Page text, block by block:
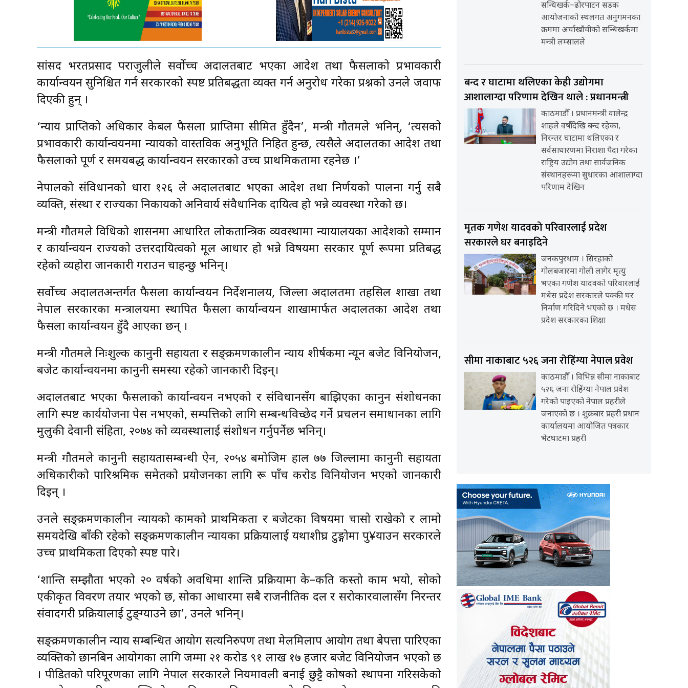
सांसद भरतप्रसाद पराजुलीले सर्वोच्च अदालतबाट भएका आदेश तथा फैसलाको प्रभावकारी
कार्यान्वयन सुनिश्चित गर्न सरकारको स्पष्ट प्रतिबद्धता व्यक्त गर्न अनुरोध गरेका प्रश्नको उनले जवाफ
दिएकी हुन् ।
‘न्याय प्राप्तिको अधिकार केबल फैसला प्राप्तिमा सीमित हुँदैन’, मन्त्री गौतमले भनिन्, ‘त्यसको
प्रभावकारी कार्यान्वयनमा न्यायको वास्तविक अनुभूति निहित हुन्छ, त्यसैले अदालतका आदेश तथा
फैसलाको पूर्ण र समयबद्ध कार्यान्वयन सरकारको उच्च प्राथमिकतामा रहनेछ ।’
नेपालको संविधानको धारा १२६ ले अदालतबाट भएका आदेश तथा निर्णयको पालना गर्नु सबै
व्यक्ति, संस्था र राज्यका निकायको अनिवार्य संवैधानिक दायित्व हो भन्ने व्यवस्था गरेको छ।
मन्त्री गौतमले विधिको शासनमा आधारित लोकतान्त्रिक व्यवस्थामा न्यायालयका आदेशको सम्मान
र कार्यान्वयन राज्यको उत्तरदायित्वको मूल आधार हो भन्ने विषयमा सरकार पूर्ण रूपमा प्रतिबद्ध
रहेको व्यहोरा जानकारी गराउन चाहन्छु भनिन्।
सर्वोच्च अदालतअन्तर्गत फैसला कार्यान्वयन निर्देशनालय, जिल्ला अदालतमा तहसिल शाखा तथा
नेपाल सरकारका मन्त्रालयमा स्थापित फैसला कार्यान्वयन शाखामार्फत अदालतका आदेश तथा
फैसला कार्यान्वयन हुँदै आएका छन् ।
मन्त्री गौतमले निःशुल्क कानुनी सहायता र सङ्क्रमणकालीन न्याय शीर्षकमा न्यून बजेट विनियोजन,
बजेट कार्यान्वयनमा कानुनी समस्या रहेको जानकारी दिइन्।
अदालतबाट भएका फैसलाको कार्यान्वयन नभएको र संविधानसँग बाझिएका कानुन संशोधनका
लागि स्पष्ट कार्ययोजना पेस नभएको, सम्पत्तिको लागि सम्बन्धविच्छेद गर्ने प्रचलन समाधानका लागि
मुलुकी देवानी संहिता, २०७४ को व्यवस्थालाई संशोधन गर्नुपर्नेछ भनिन्।
मन्त्री गौतमले कानुनी सहायतासम्बन्धी ऐन, २०५४ बमोजिम हाल ७७ जिल्लामा कानुनी सहायता
अधिकारीको पारिश्रमिक समेतको प्रयोजनका लागि रू पाँच करोड विनियोजन भएको जानकारी
दिइन् ।
उनले सङ्क्रमणकालीन न्यायको कामको प्राथमिकता र बजेटका विषयमा चासो राखेको र लामो
समयदेखि बाँकी रहेको सङ्क्रमणकालीन न्यायका प्रक्रियालाई यथाशीघ्र टुङ्गोमा पु¥याउन सरकारले
उच्च प्राथमिकता दिएको स्पष्ट पारे।
‘शान्ति सम्झौता भएको २० वर्षको अवधिमा शान्ति प्रक्रियामा के–कति कस्तो काम भयो, सोको
एकीकृत विवरण तयार भएको छ, सोका आधारमा सबै राजनीतिक दल र सरोकारवालासँग निरन्तर
संवादगरी प्रक्रियालाई टुङ्ग्याउने छौँ’, उनले भनिन्।
सङ्क्रमणकालीन न्याय सम्बन्धित आयोग सत्यनिरुपण तथा मेलमिलाप आयोग तथा बेपत्ता पारिएका
व्यक्तिको छानबिन आयोगका लागि जम्मा २१ करोड ९१ लाख १७ हजार बजेट विनियोजन भएको छ
। पीडितको परिपूरणका लागि नेपाल सरकारले नियमावली बनाई छुट्टै कोषको स्थापना गरिसकेको
सन्धिखर्क–ढोरपाटन सडक
आयोजनाको स्थलगत अनुगमनका
क्रममा अर्घाखाँचीको सन्धिखर्कमा
मन्त्री लम्सालले
बन्द र घाटामा थलिएका केही उद्योगमा
आशालाग्दा परिणाम देखिन थाले : प्रधानमन्त्री
काठमाडौँ । प्रधानमन्त्री वालेन्द्र
शाहले वर्षौंदेखि बन्द रहेका,
निरन्तर घाटामा थलिएका र
सर्वसाधारणमा निराशा पैदा गरेका
राष्ट्रिय उद्योग तथा सार्वजनिक
संस्थानहरूमा सुधारका आशालाग्दा
परिणाम देखिन
मृतक गणेश यादवको परिवारलाई प्रदेश
सरकारले घर बनाइदिने
जनकपुरधाम । सिरहाको
गोलबजारमा गोली लागेर मृत्यु
भएका गणेश यादवको परिवारलाई
मधेस प्रदेश सरकारले पक्की घर
निर्माण गरिदिने भएको छ । मधेस
प्रदेश सरकारका शिक्षा
सीमा नाकाबाट ५२६ जना रोहिंग्या नेपाल प्रवेश
काठमाडौँ । विभिन्न सीमा नाकाबाट
५२६ जना रोहिंग्या नेपाल प्रवेश
गरेको पाइएको नेपाल प्रहरीले
जनाएको छ । शुक्रबार प्रहरी प्रधान
कार्यालयमा आयोजित पत्रकार
भेटघाटमा प्रहरी